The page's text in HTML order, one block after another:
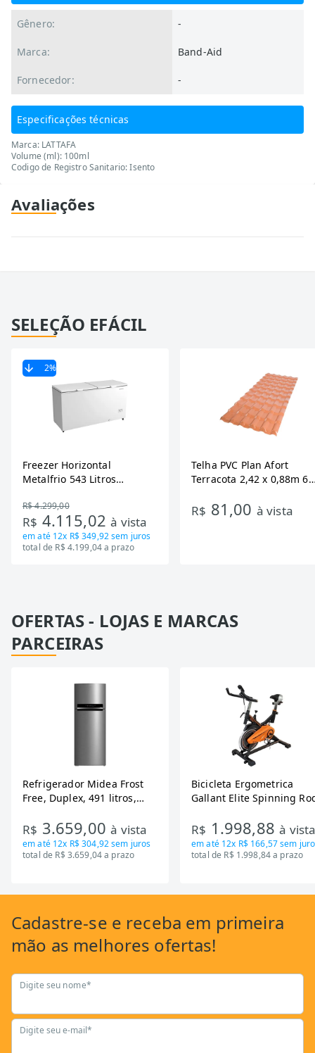
Gênero: -
Marca: Band-Aid
Fornecedor: -
Especificações técnicas
Marca: LATTAFA
Volume (ml): 100ml
Codigo de Registro Sanitario: Isento
Avaliações
SELEÇÃO EFÁCIL
2%
Freezer Horizontal
Metalfrio 543 Litros
Tecnologia Inverter, Branco,
Bivolt
R$ 4.299,00
R$ 4.115,02à vista
em até 12x R$ 349,92sem juros
total de R$ 4.199,04 a prazo
Telha PVC Plan Afort
Terracota 2,42 x 0,88m 6
R$ 81,00 à vista
OFERTAS - LOJAS E MARCAS
PARCEIRAS
Refrigerador Midea Frost
Free, Duplex, 491 litros,
RT650EVK463)
R$ 3.659,00à vista
em até 12x R$ 304,92sem juros
total de R$ 3.659,04 a prazo
Bicicleta Ergometrica
Gallant Elite Spinning
Mecanica GSB13HBTA-PT
R$ 1.998,88à
em até 12x R$ 166,57sem
total de R$ 1.998,84 a prazo
Cadastre-se e receba em primeira
mão as melhores ofertas!
Digite seu nome*
Digite seu e-mail*